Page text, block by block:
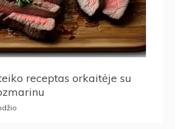
receptas orkaitėje su